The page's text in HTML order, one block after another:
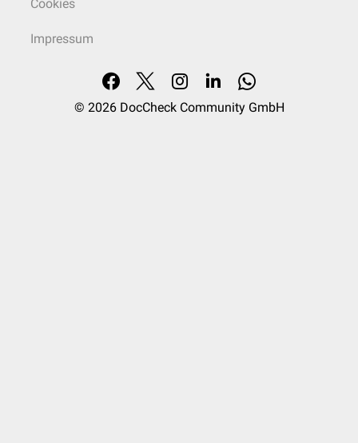
Cookies
Impressum
© 2026 DocCheck Community GmbH